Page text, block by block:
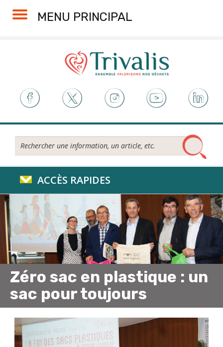
MENU PRINCIPAL
Rechercher...
ACCÈS RAPIDES
Zéro sac en plastique : un
sac pour toujours